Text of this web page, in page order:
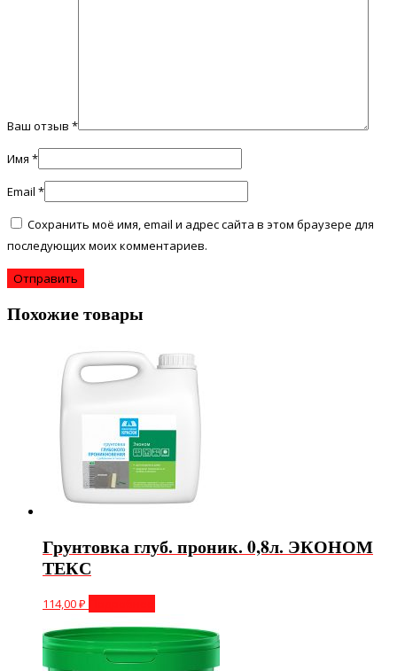
Ваш отзыв *
Имя *
Email *
Сохранить моё имя, email и адрес сайта в этом браузере для
последующих моих комментариев.
Похожие товары
Грунтовка глуб. проник. 0,8л. ЭКОНОМ
ТЕКС
114,00₽